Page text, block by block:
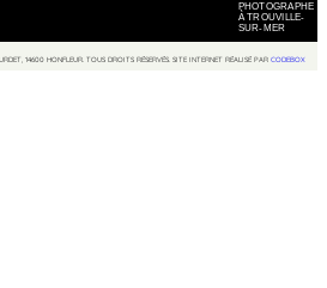
PHOTOGRAPHE
À TROUVILLE-
SUR-MER
14600 HONFLEUR. TOUS DROITS RÉSERVÉS. SITE INTERNET RÉALISÉ PAR CODEBOX